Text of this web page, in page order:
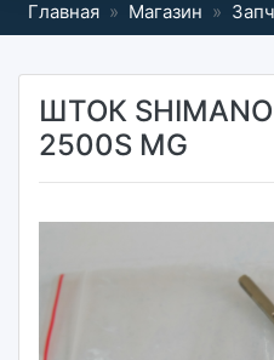
Главная » Магазин »
ШТОК SHIMANO
2500S MG